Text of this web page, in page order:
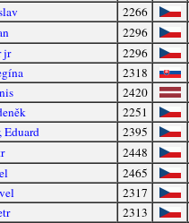
2266
2296
jr
2296
2318
2420
2251
Eduard
2395
2448
2465
2317
2313